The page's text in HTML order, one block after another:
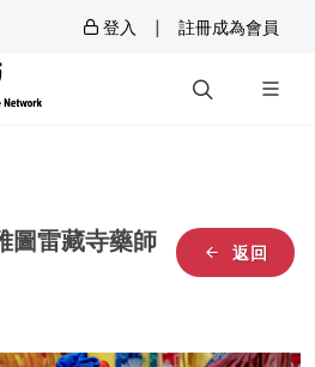
登入 | 註冊成為會員
返回
圖雷藏寺藥師